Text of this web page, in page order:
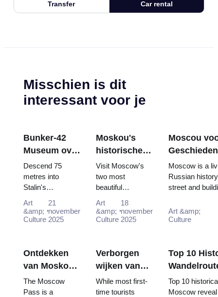
Transfer Car rental
Misschien is dit
interessant voor je
Bunker-42
Museum over
de Koude
Oorlog:
Diepgaande
gids voor
bezoekers
Descend 75
metres into
Stalin's
nuclear
command
"Nuclear Strike"
show includ...
Art
&amp;
Culture
21
november
2025
Moskou's
historische
kloosters:
Novodevitsj
en Donskoj
met de
Moskou Pass
Visit Moscow's
two most
beautiful
UNESCO-listed
Novodevichy and
with Mo...
Art
&amp;
Culture
18
november
2025
Moscou
Volledige
met de
Moscow is a
Russian
street and
Art &amp;
Culture
Ontdekken
van Moskou
met de
Kleine: Het
The Moscow
Pass is a
Verborgen
wijken van
Moskou
perfect voor
While most first-
time tourists
Top 10
Top 10
Moscow